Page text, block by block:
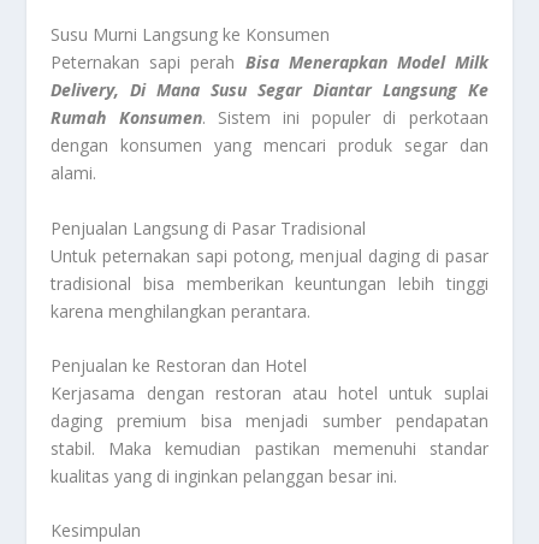
Susu Murni Langsung ke Konsumen
Peternakan sapi perah Bisa Menerapkan Model Milk
Delivery, Di Mana Susu Segar Diantar Langsung Ke
Rumah Konsumen. Sistem ini populer di perkotaan
dengan konsumen yang mencari produk segar dan
alami.
Penjualan Langsung di Pasar Tradisional
Untuk peternakan sapi potong, menjual daging di pasar
tradisional bisa memberikan keuntungan lebih tinggi
karena menghilangkan perantara.
Penjualan ke Restoran dan Hotel
Kerjasama dengan restoran atau hotel untuk suplai
daging premium bisa menjadi sumber pendapatan
stabil. Maka kemudian pastikan memenuhi standar
kualitas yang di inginkan pelanggan besar ini.
Kesimpulan